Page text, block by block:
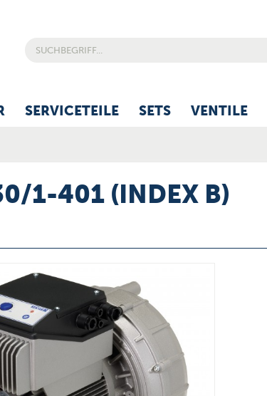
SERVICETEILE SETS VENTILE
1-401 (INDEX B)